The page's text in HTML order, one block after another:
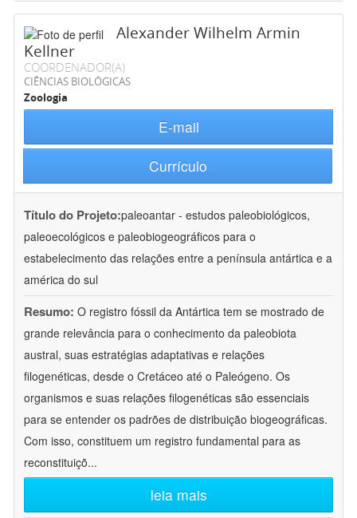
Alexander Wilhelm Armin
Kellner
COORDENADOR(A)
CIÊNCIAS BIOLÓGICAS
Zoologia
E-mail
Currículo
Título do Projeto:paleoantar - estudos paleobiológicos,
paleoecológicos e paleobiogeográficos para o
estabelecimento das relações entre a península antártica e a
américa do sul
Resumo: O registro fóssil da Antártica tem se mostrado de
grande relevância para o conhecimento da paleobiota
austral, suas estratégias adaptativas e relações
filogenéticas, desde o Cretáceo até o Paleógeno. Os
organismos e suas relações filogenéticas são essenciais
para se entender os padrões de distribuição biogeográficas.
Com isso, constituem um registro fundamental para as
reconstituiçõ...
leia mais